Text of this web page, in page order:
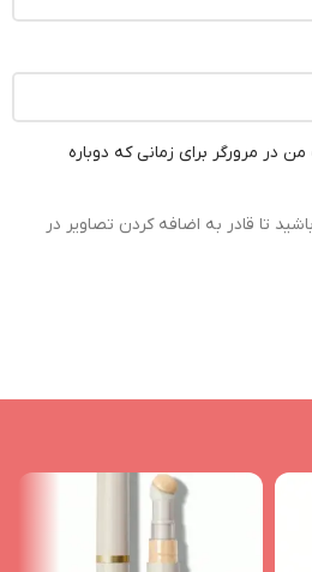
در مرورگر برای زمانی که دوباره
تا قادر به اضافه کردن تصاویر در